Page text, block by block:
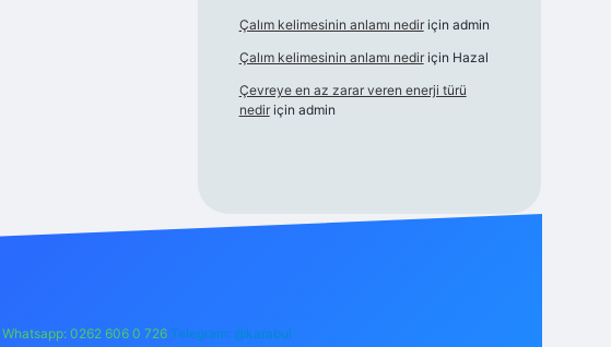
Çalım kelimesinin anlamı nediriçin admin
Çalım kelimesinin anlamı nediriçin Hazal
Çevreye en az zarar veren enerji türü
nediriçin admin
Whatsapp: 0262 606 0 726 Telegram: @karabul